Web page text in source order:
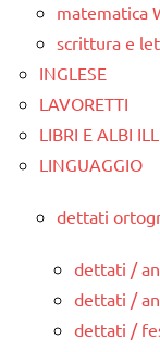
matematica
scrittura e
INGLESE
LAVORETTI
LIBRI E ALBI
LINGUAGGIO
dettati
dettati /
dettati /
dettati /